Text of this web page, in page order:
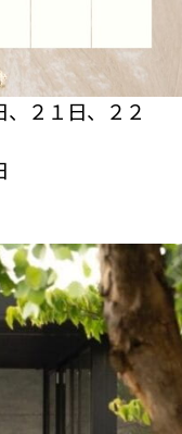
２１日、２２